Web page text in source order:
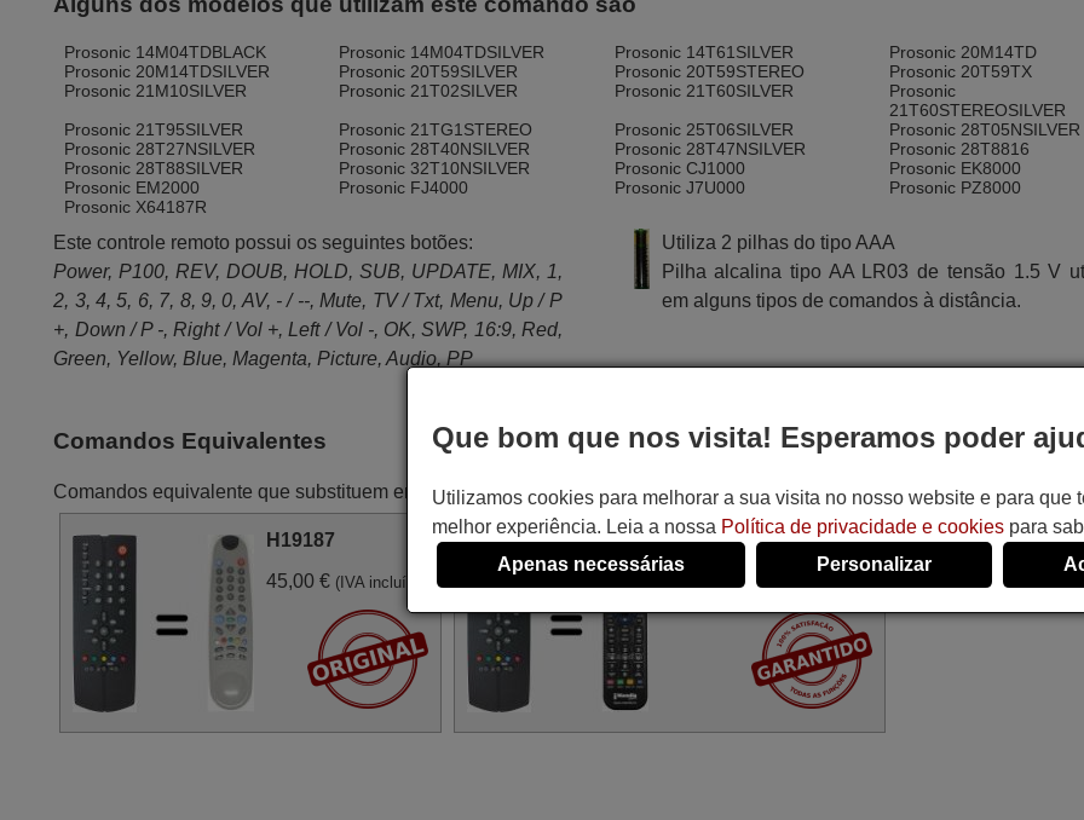
Prosonic 14M04TDBLACK Prosonic 14M04TDSILVER Prosonic 14T61SILVER
Prosonic 20M14TD
Prosonic 20M14TDSILVER
Prosonic 20T59SILVER Prosonic 20T59STEREO
Prosonic 20T59TX
Prosonic 21M10SILVER
Prosonic 21T02SILVER Prosonic 21T60SILVER
Prosonic
21T60STEREOSILVER
Prosonic 21T95SILVER
Prosonic 21TG1STEREO Prosonic 25T06SILVER
Prosonic 28T05NSILVER
Prosonic 28T27NSILVER
Prosonic 28T40NSILVER Prosonic 28T47NSILVER
Prosonic 28T8816
Prosonic 28T88SILVER
Prosonic 32T10NSILVER Prosonic CJ1000
Prosonic EK8000
Prosonic EM2000
Prosonic FJ4000 Prosonic J7U000
Prosonic PZ8000
Prosonic X64187R
Este controle remoto possui os seguintes botões:
Power, P100, REV, DOUB, HOLD, SUB, UPDATE, MIX, 1,
2, 3, 4, 5, 6, 7, 8, 9, 0, AV, - / --, Mute, TV / Txt, Menu, Up / P
+, Down / P -, Right / Vol +, Left / Vol -, OK, SWP, 16:9, Red,
Green, Yellow, Blue, Magenta, Picture, Audio, PP
Utiliza 2 pilhas do tipo AAA
Pilha alcalina tipo AA LR03 de tensão 1.5 V
em alguns tipos de comandos à distância.
Comandos Equivalentes
Comandos equivalente que substituem em todas as suas funções o comando PROSONIC L8Y187R:
H19187
45,00 € (IVA incluído)
Substituto de L8Y187R
(IVA incluído)
Que bom que nos visita! Esperamos poder
Utilizamos cookies para melhorar a sua visita no nosso website e para que
melhor experiência. Leia a nossa Política de privacidade e cookies para
Apenas necessárias
Personalizar